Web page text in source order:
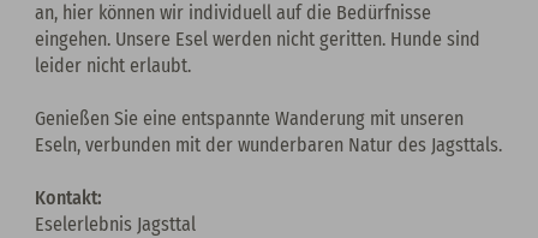
an, hier können wir individuell auf die Bedürfnisse
eingehen. Unsere Esel werden nicht geritten. Hunde sind
leider nicht erlaubt.
Genießen Sie eine entspannte Wanderung mit unseren
Eseln, verbunden mit der wunderbaren Natur des Jagsttals.
Kontakt:
Eselerlebnis Jagsttal